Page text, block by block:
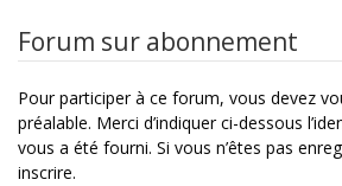
Forum sur abonnement
Pour participer à ce forum, vous devez
préalable. Merci d’indiquer ci-dessous
vous a été fourni. Si vous n’êtes pas
inscrire.